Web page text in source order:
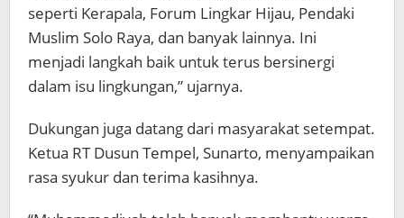
seperti Kerapala, Forum Lingkar Hijau, Pendaki
Muslim Solo Raya, dan banyak lainnya. Ini
menjadi langkah baik untuk terus bersinergi
dalam isu lingkungan,” ujarnya.
Dukungan juga datang dari masyarakat setempat.
Ketua RT Dusun Tempel, Sunarto, menyampaikan
rasa syukur dan terima kasihnya.